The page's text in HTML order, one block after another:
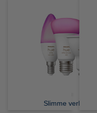
Slimme verlichting